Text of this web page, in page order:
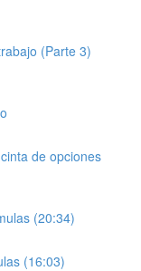
(Parte 3)
de opciones
(20:34)
(16:03)